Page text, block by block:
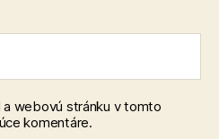
a webovú stránku v tomto
komentáre.